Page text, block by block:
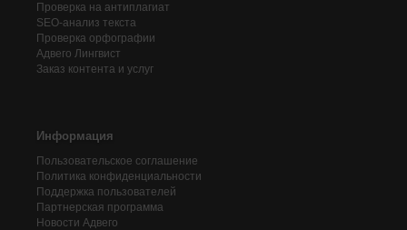
Проверка на антиплагиат
SEO-анализ текста
Проверка орфографии
Адвего Лингвист
Заказ контента и услуг
Информация
Пользовательское соглашение
Политика конфиденциальности
Поддержка пользователей
Партнерская программа
Новости Адвего